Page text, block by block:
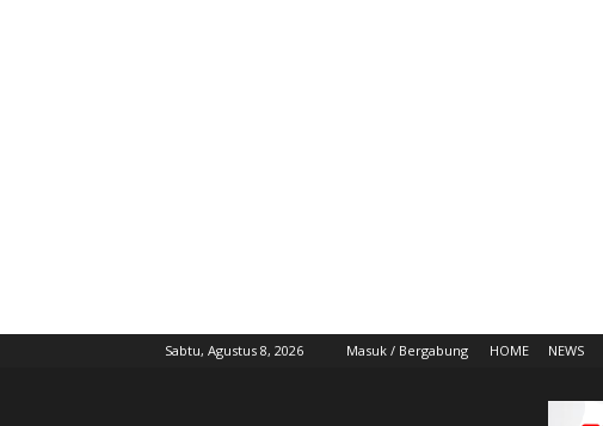
Sabtu, Agustus 8, 2026 Masuk / Bergabung HOME NEWS